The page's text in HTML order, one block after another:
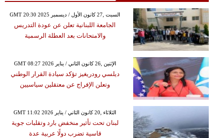
GMT 20:30 2025 السبت ,27 كانون الأول / ديسمبر
الجامعة اللبنانية تعلن عن عودة التدريس
والامتحانات بعد العطلة الرسمية
GMT 08:27 2026 الإثنين ,26 كانون الثاني / يناير
ديلسي رودريغيز تؤكد سيادة القرار الوطني
وتعلن الإفراج عن معتقلين سياسيين
GMT 11:02 2026 الثلاثاء ,20 كانون الثاني / يناير
لبنان تحت تأثير منخفض بارد وتقلبات جوية
قاسية تضرب دولًا عربية عدة